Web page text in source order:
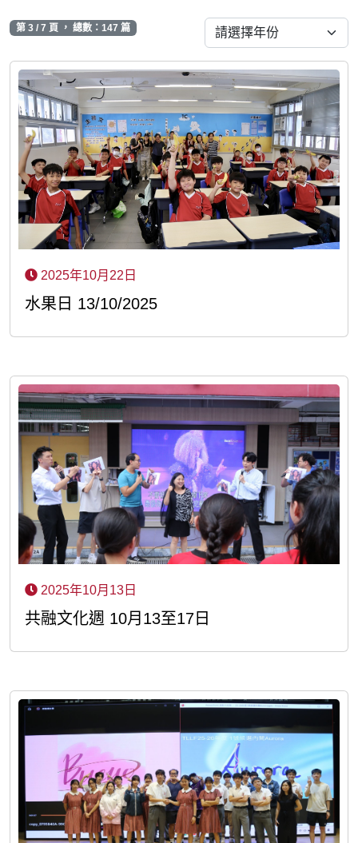
第 3 / 7 頁 ， 總數：147 篇
2025年10月22日
水果日 13/10/2025
2025年10月13日
共融文化週 10月13至17日